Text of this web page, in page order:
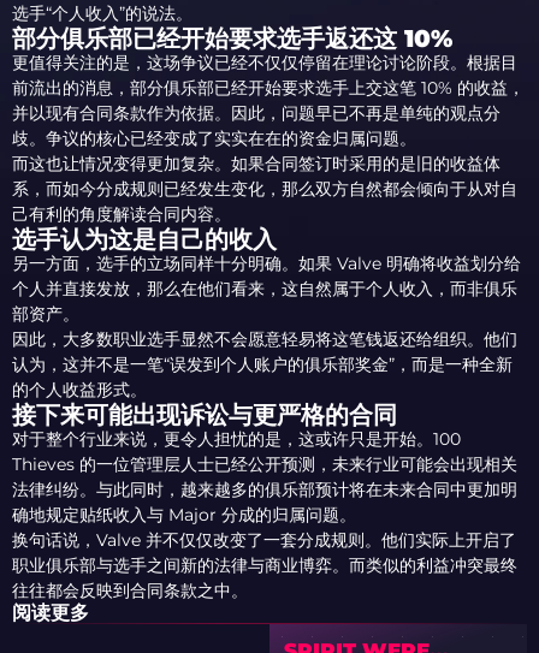
选手“个人收入”的说法。
部分俱乐部已经开始要求选手返还这 10%
更值得关注的是，这场争议已经不仅仅停留在理论讨论阶段。根据目
前流出的消息，部分俱乐部已经开始要求选手上交这笔 10% 的收益，
并以现有合同条款作为依据。因此，问题早已不再是单纯的观点分
歧。争议的核心已经变成了实实在在的资金归属问题。
而这也让情况变得更加复杂。如果合同签订时采用的是旧的收益体
系，而如今分成规则已经发生变化，那么双方自然都会倾向于从对自
己有利的角度解读合同内容。
选手认为这是自己的收入
另一方面，选手的立场同样十分明确。如果 Valve 明确将收益划分给
个人并直接发放，那么在他们看来，这自然属于个人收入，而非俱乐
部资产。
因此，大多数职业选手显然不会愿意轻易将这笔钱返还给组织。他们
认为，这并不是一笔“误发到个人账户的俱乐部奖金”，而是一种全新
的个人收益形式。
接下来可能出现诉讼与更严格的合同
对于整个行业来说，更令人担忧的是，这或许只是开始。100
Thieves 的一位管理层人士已经公开预测，未来行业可能会出现相关
法律纠纷。与此同时，越来越多的俱乐部预计将在未来合同中更加明
确地规定贴纸收入与 Major 分成的归属问题。
换句话说，Valve 并不仅仅改变了一套分成规则。他们实际上开启了
职业俱乐部与选手之间新的法律与商业博弈。而类似的利益冲突最终
往往都会反映到合同条款之中。
阅读更多